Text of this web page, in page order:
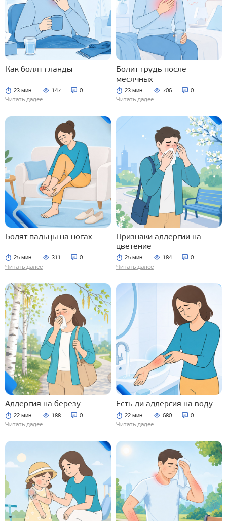
Как болят гланды
23 мин. 147 0
Читать далее
Болит грудь после
месячных
23 мин. 706 0
Читать далее
Болят пальцы на ногах
25 мин. 311 0
Читать далее
Признаки аллергии на
цветение
25 мин. 184 0
Читать далее
Аллергия на березу
22 мин. 188 0
Читать далее
Есть ли аллергия на воду
22 мин. 680 0
Читать далее